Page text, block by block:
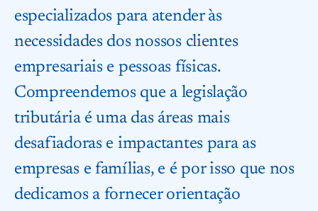
especializados para atender às
necessidades dos nossos clientes
empresariais e pessoas físicas.
Compreendemos que a legislação
tributária é uma das áreas mais
desafiadoras e impactantes para as
empresas e famílias, e é por isso que nos
dedicamos a fornecer orientação